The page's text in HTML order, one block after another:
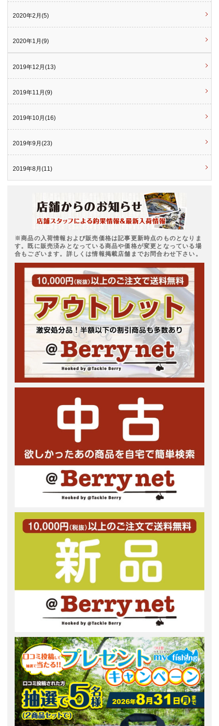
2020年2月(5)
2020年1月(9)
2019年12月(13)
2019年11月(9)
2019年10月(16)
2019年9月(23)
2019年8月(11)
※商品の入荷情報および販売価格は記事更新時点のものとなりま
す。既に販売済みとなっている商品や価格が変更となっている場
合もございます。詳しくは情報掲載店舗までお問合わせ下さい。